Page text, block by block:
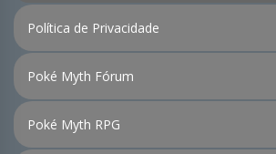
Política de Privacidade
Poké Myth Fórum
Poké Myth RPG